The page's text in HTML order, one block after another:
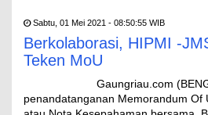
Sabtu, 01 Mei 2021 - 08:50:55 WIB
Berkolaborasi, HIPMI -
Teken MoU
Gaungriau.com
penandatanganan Memorandum Of